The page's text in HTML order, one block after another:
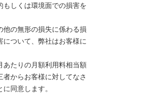
しくは環境面での損害を
他の無形の損失に係わる損
ついて、弊社はお客様に
あたりの月額利用料相当額
からお客様に対してなさ
同意します。